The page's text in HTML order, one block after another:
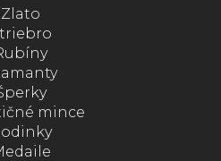
Zlato
mince